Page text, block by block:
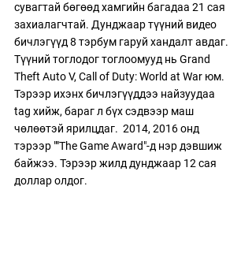
сувагтай бөгөөд хамгийн багадаа 21 сая
захиалагчтай. Дунджаар түүний видео
бичлэгүүд 8 тэрбум гаруй хандалт авдаг.
Түүний тоглодог тоглоомууд нь Grand
Theft Auto V, Call of Duty: World at War юм.
Тэрээр ихэнх бичлэгүүддээ найзуудаа
tag хийж, бараг л бүх сэдвээр маш
чөлөөтэй ярилцдаг.  2014, 2016 онд
тэрээр ""The Game Award"-д нэр дэвшиж
байжээ. Тэрээр жилд дунджаар 12 сая
доллар олдог.